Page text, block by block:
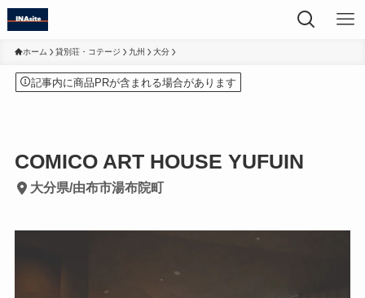
ホーム 貸別荘・コテージ 九州 大分
記事内に商品PRが含まれる場合があります
COMICO ART HOUSE YUFUIN
大分県/由布市湯布院町